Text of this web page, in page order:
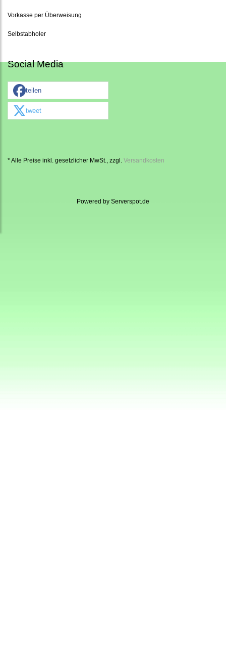
Vorkasse per Überweisung
Selbstabholer
Social Media
teilen
tweet
* Alle Preise inkl. gesetzlicher MwSt., zzgl. Versandkosten
Powered by Serverspot.de